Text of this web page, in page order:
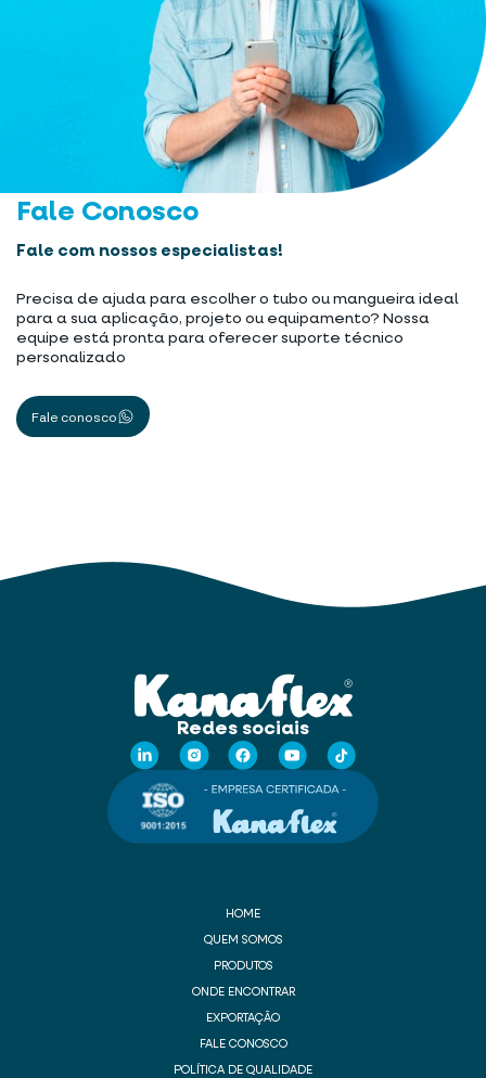
Fale Conosco
Fale com nossos especialistas!
Precisa de ajuda para escolher o tubo ou mangueira ideal
para a sua aplicação, projeto ou equipamento? Nossa
equipe está pronta para oferecer suporte técnico
personalizado
Fale conosco
Redes sociais
HOME
QUEM SOMOS
PRODUTOS
ONDE ENCONTRAR
EXPORTAÇÃO
FALE CONOSCO
POLÍTICA DE QUALIDADE